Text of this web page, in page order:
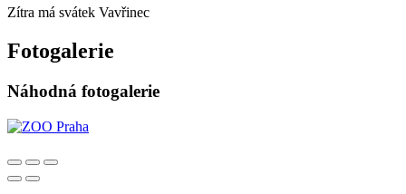
Zítra má svátek Vavřinec
Fotogalerie
Náhodná fotogalerie